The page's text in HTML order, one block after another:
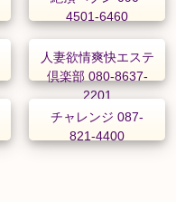
4501-6460
人妻欲情爽快エステ
倶楽部 080-8637-
2201
チャレンジ 087-
821-4400